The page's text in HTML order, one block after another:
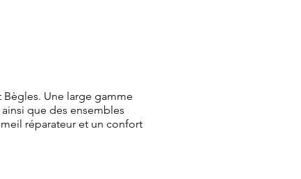
Une large gamme
que des ensembles
réparateur et un confort